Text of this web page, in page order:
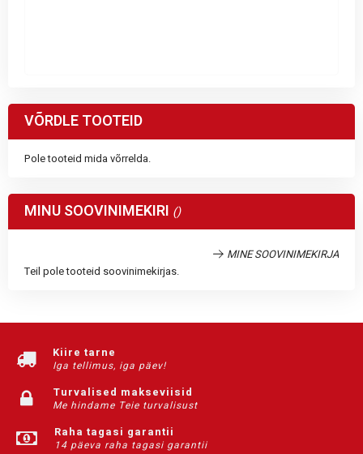
VÕRDLE TOOTEID
Pole tooteid mida võrrelda.
MINU SOOVINIMEKIRI
MINE SOOVINIMEKIRJA
Teil pole tooteid soovinimekirjas.
Kiire tarne
Iga tellimus, iga päev!
Turvalised makseviisid
Me hindame Teie turvalisust
Raha tagasi garantii
14 päeva raha tagasi garantii